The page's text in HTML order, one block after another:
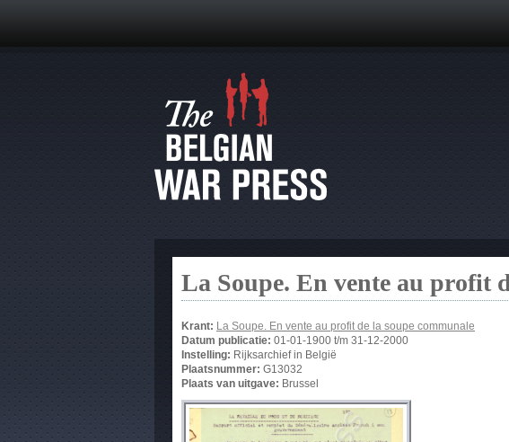
La Soupe. En vente au profit
Krant: La Soupe. En vente au profit de la soupe communale
Datum publicatie: 01-01-1900 t/m 31-12-2000
Instelling: Rijksarchief in België
Plaatsnummer: G13032
Plaats van uitgave: Brussel